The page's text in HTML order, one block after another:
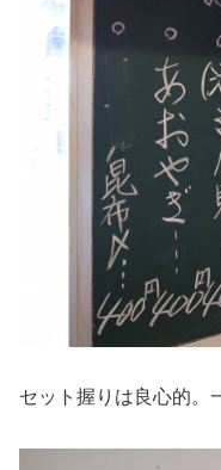
セット握りは良心的。